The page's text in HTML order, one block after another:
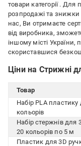
товари категорії . Для
розпродажі та знижки
нас, Ви отримаєте
від виробника,
іншому місті
скориставшися
Ціни на Стрижні
Товар
Набір PLA
кольорів
Набір стержнів для
20 кольорів по 5 м
Пластик для 3D